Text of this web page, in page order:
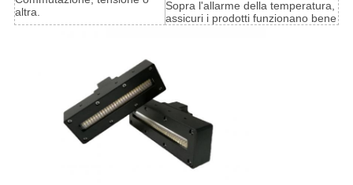
altra.
Sopra l'allarme della temperatura,
assicuri i prodotti funzionano bene